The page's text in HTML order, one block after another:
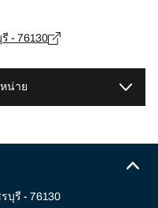
- 76130
น่าย
บุรี - 76130